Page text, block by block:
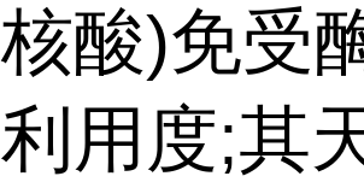
核酸)免受
利用度;其